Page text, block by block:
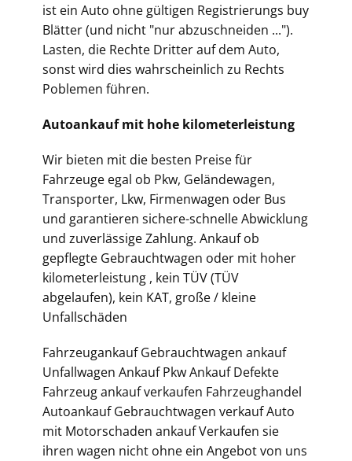
ist ein Auto ohne gültigen Registrierungs buy
Blätter (und nicht "nur abzuschneiden ...").
Lasten, die Rechte Dritter auf dem Auto,
sonst wird dies wahrscheinlich zu Rechts
Poblemen führen.
Autoankauf mit hohe kilometerleistung
Wir bieten mit die besten Preise für
Fahrzeuge egal ob Pkw, Geländewagen,
Transporter, Lkw, Firmenwagen oder Bus
und garantieren sichere-schnelle Abwicklung
und zuverlässige Zahlung. Ankauf ob
gepflegte Gebrauchtwagen oder mit hoher
kilometerleistung , kein TÜV (TÜV
abgelaufen), kein KAT, große / kleine
Unfallschäden
Fahrzeugankauf Gebrauchtwagen ankauf
Unfallwagen Ankauf Pkw Ankauf Defekte
Fahrzeug ankauf verkaufen Fahrzeughandel
Autoankauf Gebrauchtwagen verkauf Auto
mit Motorschaden ankauf Verkaufen sie
ihren wagen nicht ohne ein Angebot von uns